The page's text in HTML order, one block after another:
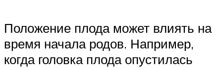
Положение плода может влиять на
время начала родов. Например,
когда головка плода опустилась